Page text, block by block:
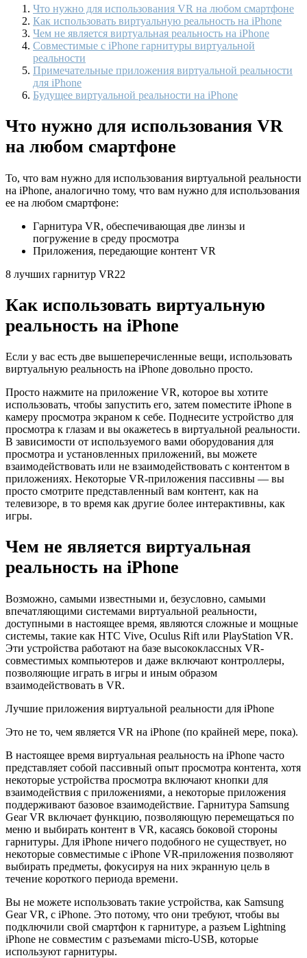
Что нужно для использования VR на любом смартфоне
Как использовать виртуальную реальность на iPhone
Чем не является виртуальная реальность на iPhone
Совместимые с iPhone гарнитуры виртуальной
реальности
Примечательные приложения виртуальной реальности
для iPhone
Будущее виртуальной реальности на iPhone
Что нужно для использования VR
на любом смартфоне
То, что вам нужно для использования виртуальной реальности
на iPhone, аналогично тому, что вам нужно для использования
ее на любом смартфоне:
Гарнитура VR, обеспечивающая две линзы и
погружение в среду просмотра
Приложения, передающие контент VR
8 лучших гарнитур VR22
Как использовать виртуальную
реальность на iPhone
Если у вас есть две вышеперечисленные вещи, использовать
виртуальную реальность на iPhone довольно просто.
Просто нажмите на приложение VR, которое вы хотите
использовать, чтобы запустить его, затем поместите iPhone в
камеру просмотра экраном к себе. Поднесите устройство для
просмотра к глазам и вы окажетесь в виртуальной реальности.
В зависимости от используемого вами оборудования для
просмотра и установленных приложений, вы можете
взаимодействовать или не взаимодействовать с контентом в
приложениях. Некоторые VR-приложения пассивны — вы
просто смотрите представленный вам контент, как на
телевизоре, в то время как другие более интерактивны, как
игры.
Чем не является виртуальная
реальность на iPhone
Возможно, самыми известными и, безусловно, самыми
впечатляющими системами виртуальной реальности,
доступными в настоящее время, являются сложные и мощные
системы, такие как HTC Vive, Oculus Rift или PlayStation VR.
Эти устройства работают на базе высококлассных VR-
совместимых компьютеров и даже включают контроллеры,
позволяющие играть в игры и иным образом
взаимодействовать в VR.
Лучшие приложения виртуальной реальности для iPhone
Это не то, чем является VR на iPhone (по крайней мере, пока).
В настоящее время виртуальная реальность на iPhone часто
представляет собой пассивный опыт просмотра контента, хотя
некоторые устройства просмотра включают кнопки для
взаимодействия с приложениями, а некоторые приложения
поддерживают базовое взаимодействие. Гарнитура Samsung
Gear VR включает функцию, позволяющую перемещаться по
меню и выбирать контент в VR, касаясь боковой стороны
гарнитуры. Для iPhone ничего подобного не существует, но
некоторые совместимые с iPhone VR-приложения позволяют
выбирать предметы, фокусируя на них экранную цель в
течение короткого периода времени.
Вы не можете использовать такие устройства, как Samsung
Gear VR, с iPhone. Это потому, что они требуют, чтобы вы
подключили свой смартфон к гарнитуре, а разъем Lightning
iPhone не совместим с разъемами micro-USB, которые
используют гарнитуры.